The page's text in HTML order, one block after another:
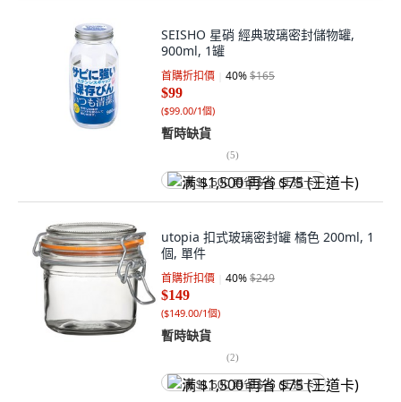
SEISHO 星硝 經典玻璃密封儲物罐,
900ml, 1罐
首購折扣價 40%$165
$99
($99.00/1個)
暫時缺貨
(5)
满 $1,500 再省 $75 (王道卡)
utopia 扣式玻璃密封罐 橘色 200ml, 1
個, 單件
首購折扣價 40%$249
$149
($149.00/1個)
暫時缺貨
(2)
满 $1,500 再省 $75 (王道卡)